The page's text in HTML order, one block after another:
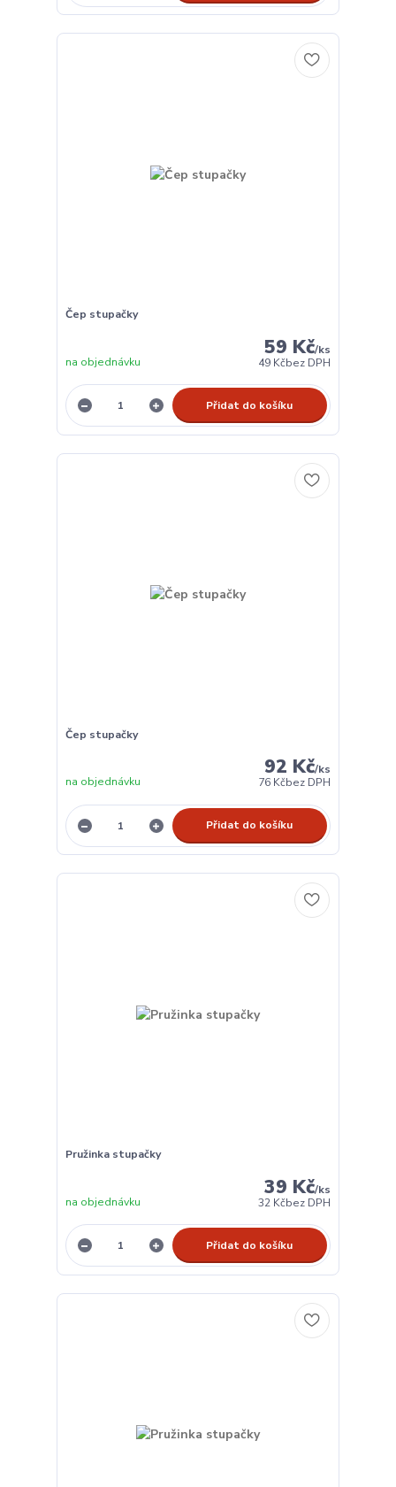
Čep stupačky
59 Kč/ks
49 Kčbez DPH
na objednávku
Přidat do košíku
Čep stupačky
92 Kč/ks
76 Kčbez DPH
na objednávku
Přidat do košíku
Pružinka stupačky
39 Kč/ks
32 Kčbez DPH
na objednávku
Přidat do košíku